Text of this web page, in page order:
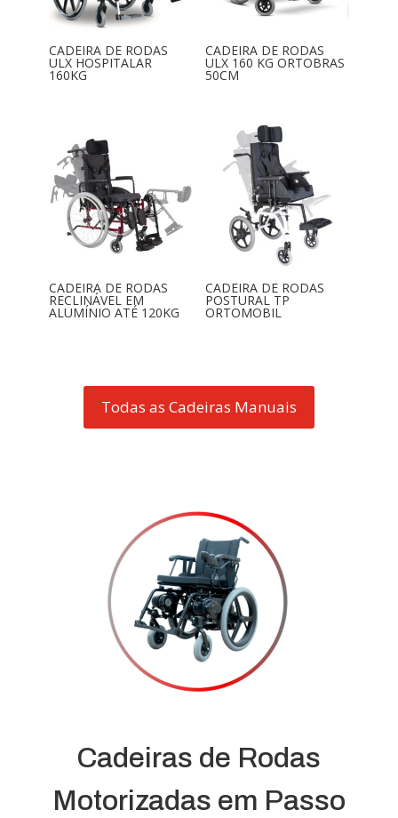
CADEIRA DE RODAS
ULX HOSPITALAR
160KG
CADEIRA DE RODAS
ULX 160 KG ORTOBRAS
50CM
CADEIRA DE RODAS
RECLINÁVEL EM
ALUMÍNIO ATÉ 120KG
CADEIRA DE RODAS
POSTURAL TP
ORTOMOBIL
Todas as Cadeiras Manuais
Cadeiras de Rodas
Motorizadas em Passo